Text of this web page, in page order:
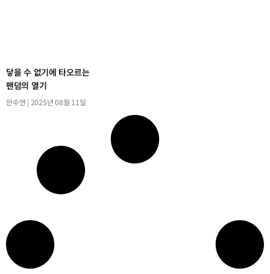
닿을 수 없기에 타오르는
팬덤의 열기
안수연 2025년 08월 11일